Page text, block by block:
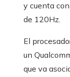
y cuenta
de 120Hz.
El
un
que va